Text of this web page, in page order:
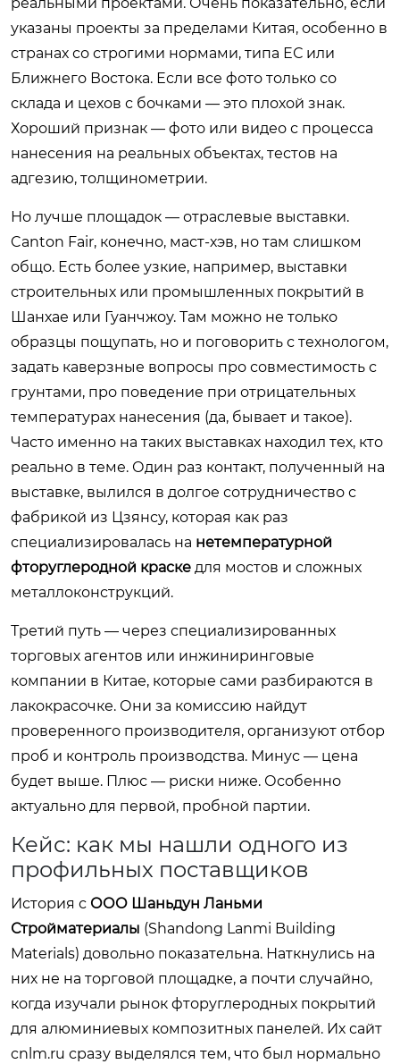
указаны проекты за пределами Китая, особенно в
странах со строгими нормами, типа ЕС или
Ближнего Востока. Если все фото только со
склада и цехов с бочками — это плохой знак.
Хороший признак — фото или видео с процесса
нанесения на реальных объектах, тестов на
адгезию, толщинометрии.
Но лучше площадок — отраслевые выставки.
Canton Fair, конечно, маст-хэв, но там слишком
общо. Есть более узкие, например, выставки
строительных или промышленных покрытий в
Шанхае или Гуанчжоу. Там можно не только
образцы пощупать, но и поговорить с технологом,
задать каверзные вопросы про совместимость с
грунтами, про поведение при отрицательных
температурах нанесения (да, бывает и такое).
Часто именно на таких выставках находил тех, кто
реально в теме. Один раз контакт, полученный на
выставке, вылился в долгое сотрудничество с
фабрикой из Цзянсу, которая как раз
специализировалась на нетемпературной
фторуглеродной краске для мостов и сложных
металлоконструкций.
Третий путь — через специализированных
торговых агентов или инжиниринговые
компании в Китае, которые сами разбираются в
лакокрасочке. Они за комиссию найдут
проверенного производителя, организуют отбор
проб и контроль производства. Минус — цена
будет выше. Плюс — риски ниже. Особенно
актуально для первой, пробной партии.
Кейс: как мы нашли одного из
профильных поставщиков
История с ООО Шаньдун Ланьми
Стройматериалы (Shandong Lanmi Building
Materials) довольно показательна. Наткнулись на
них не на торговой площадке, а почти случайно,
когда изучали рынок фторуглеродных покрытий
для алюминиевых композитных панелей. Их сайт
cnlm.ru сразу выделялся тем, что был нормально